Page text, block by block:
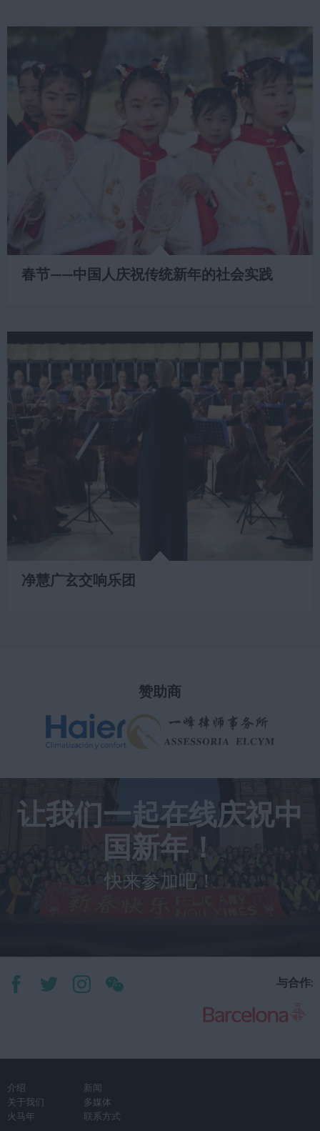
春节——中国人庆祝传统新年的社会实践
净慧广玄交响乐团
赞助商
让我们一起在线庆祝中
国新年！
快来参加吧！
与合作:
介绍
关于我们
火马年
新闻
多媒体
联系方式